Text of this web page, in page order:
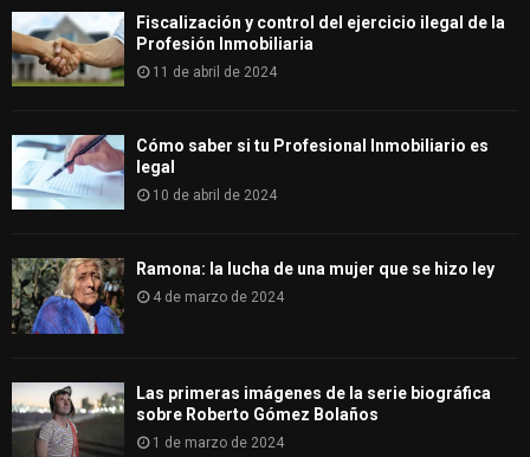
Fiscalización y control del ejercicio ilegal de la
Profesión Inmobiliaria
11 de abril de 2024
Cómo saber si tu Profesional Inmobiliario es
legal
10 de abril de 2024
Ramona: la lucha de una mujer que se hizo ley
4 de marzo de 2024
Las primeras imágenes de la serie biográfica
sobre Roberto Gómez Bolaños
1 de marzo de 2024